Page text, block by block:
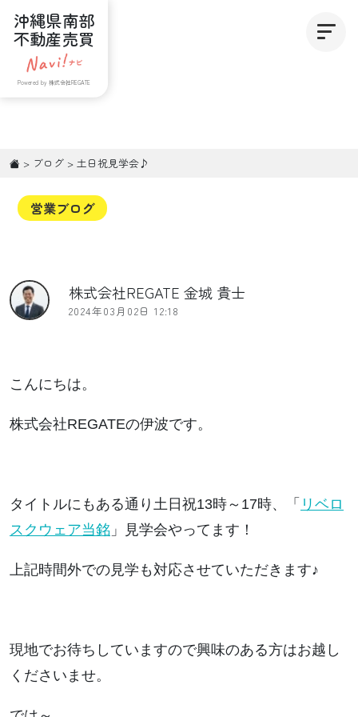
沖縄県南部
不動産売買
Powered by 株式会社REGATE
> ブログ > 土日祝見学会♪
営業ブログ
株式会社REGATE 金城 貴士
2024年03月02日 12:18
こんにちは。
株式会社REGATEの伊波です。
タイトルにもある通り土日祝13時～17時、「 リベロ
スクウェア当銘 」見学会やってます！
上記時間外での見学も対応させていただきます♪
現地でお待ちしていますので興味のある方はお越し
くださいませ。